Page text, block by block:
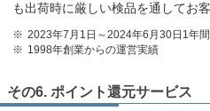
も出荷時に厳しい検品を通してお
2023年7月1日～2024年6月30日1年
1998年創業からの運営実績
その6. ポイント還元サービス